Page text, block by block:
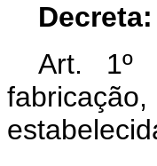
Decreta:
Art. 1º